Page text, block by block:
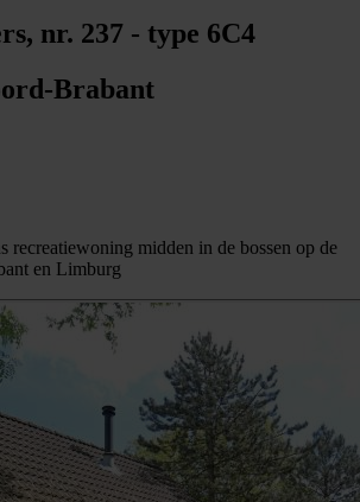
nr. 237 - type 6C4
Brabant
recreatiewoning midden in de bossen op de
en Limburg